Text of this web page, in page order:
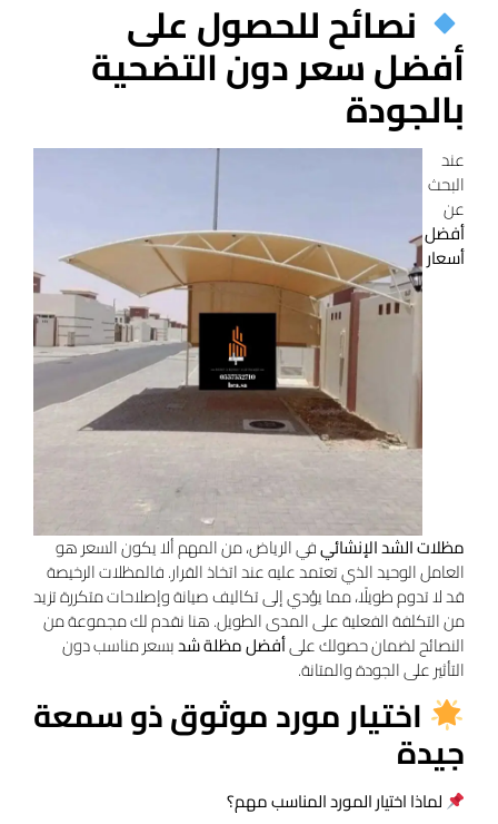
نصائح للحصول على
أفضل سعر دون التضحية
بالجودة
عند
البحث
عن
أفضل
أسعار
مظلات الشد الإنشائيفي الرياض، من المهم ألا يكون السعر هو
العامل الوحيد الذي تعتمد عليه عند اتخاذ القرار. فالمظلات الرخيصة
قد لا تدوم طويلًا، مما يؤدي إلى تكاليف صيانة وإصلاحات متكررة تزيد
من التكلفة الفعلية على المدى الطويل. هنا نقدم لك مجموعة من
النصائح لضمان حصولك علىأفضل مظلة شدبسعر مناسب دون
التأثير على الجودة والمتانة.
اختيار مورد موثوق ذو سمعة
جيدة
لماذا اختيار المورد المناسب مهم؟